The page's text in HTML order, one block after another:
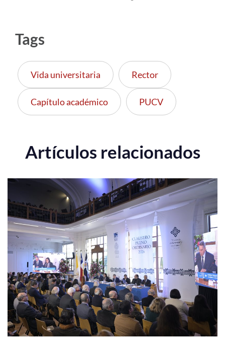
Tags
Vida universitaria Rector
Capítulo académico PUCV
Artículos relacionados